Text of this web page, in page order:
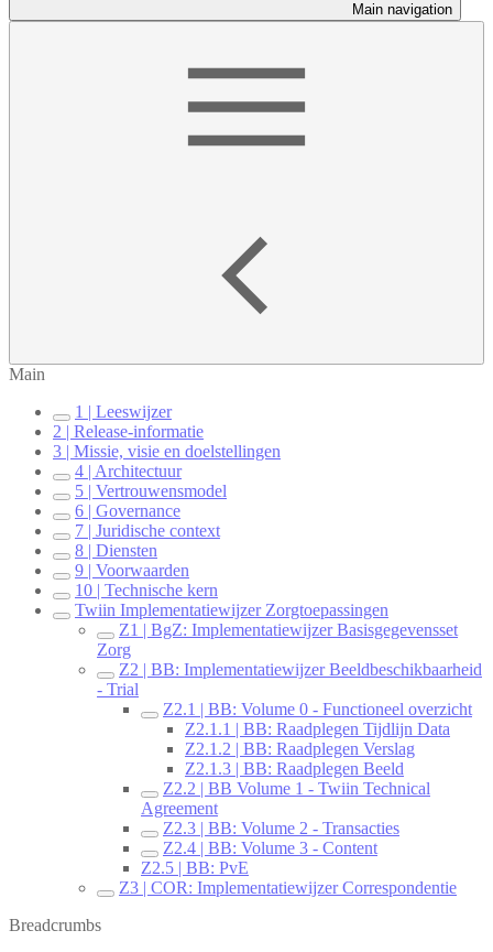
Main navigation
Main
1 | Leeswijzer
2 | Release-informatie
3 | Missie, visie en doelstellingen
4 | Architectuur
5 | Vertrouwensmodel
6 | Governance
7 | Juridische context
8 | Diensten
9 | Voorwaarden
10 | Technische kern
Twiin Implementatiewijzer Zorgtoepassingen
Z1 | BgZ: Implementatiewijzer Basisgegevensset
Zorg
Z2 | BB: Implementatiewijzer Beeldbeschikbaarheid
- Trial
Z2.1 | BB: Volume 0 - Functioneel overzicht
Z2.1.1 | BB: Raadplegen Tijdlijn Data
Z2.1.2 | BB: Raadplegen Verslag
Z2.1.3 | BB: Raadplegen Beeld
Z2.2 | BB Volume 1 - Twiin Technical
Agreement
Z2.3 | BB: Volume 2 - Transacties
Z2.4 | BB: Volume 3 - Content
Z2.5 | BB: PvE
Z3 | COR: Implementatiewijzer Correspondentie
Breadcrumbs